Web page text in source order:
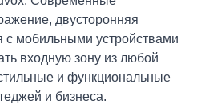
двусторонняя
с мобильными устройствами
входную зону из любой
и функциональные
и бизнеса.